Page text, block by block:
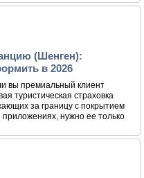
(Шенген):
в 2026
вы премиальный клиент
туристическая страховка
за границу с покрытием
приложениях, нужно ее только